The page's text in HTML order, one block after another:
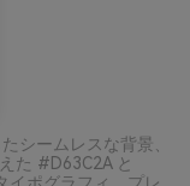
シームレスな背景、
た #D63C2A と